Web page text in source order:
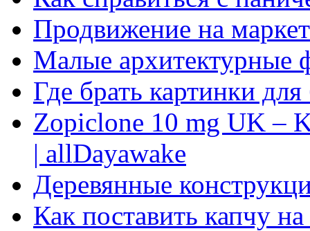
Продвижение на
Малые архитектурные
Где брать картинки
Zopiclone 10 mg UK –
| allDayawake
Деревянные
Как поставить капчу